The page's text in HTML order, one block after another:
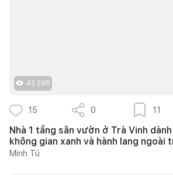
43.298
15 0 11
Nhà 1 tầng sân vườn ở Trà Vinh
không gian xanh và hành lang ngoài
Minh Tú